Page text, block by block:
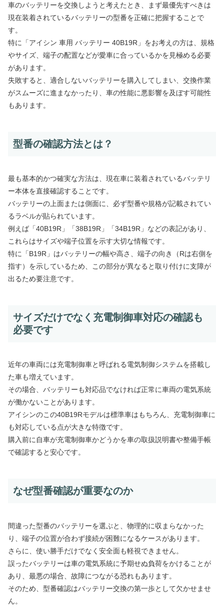
車のバッテリーを交換しようと考えたとき、まず最優先すべきは
現在装着されているバッテリーの型番を正確に把握することで
す。
特に「アイシン 車用 バッテリー 40B19R」をお考えの方は、規格
やサイズ、端子の配置などが愛車に合っているかを見極める必要
があります。
失敗すると、適合しないバッテリーを購入してしまい、交換作業
がスムーズに進まなかったり、車の性能に悪影響を及ぼす可能性
もあります。
型番の確認方法とは？
最も基本的かつ確実な方法は、現在車に装着されているバッテリ
ー本体を直接確認することです。
バッテリーの上面または側面に、必ず型番や規格が記載されてい
るラベルが貼られています。
例えば「40B19R」「38B19R」「34B19R」などの表記があり、
これらはサイズや端子位置を示す大切な情報です。
特に「B19R」はバッテリーの幅や高さ、端子の向き（Rは右側を
指す）を示しているため、この部分が異なると取り付けに支障が
出るため要注意です。
サイズだけでなく充電制御車対応の確認も
必要です
近年の車両には充電制御車と呼ばれる電気制御システムを搭載し
た車も増えています。
その場合、バッテリーも対応品でなければ正常に車両の電気系統
が働かないことがあります。
アイシンのこの40B19Rモデルは標準車はもちろん、充電制御車に
も対応している点が大きな特徴です。
購入前に自車が充電制御車かどうかを車の取扱説明書や整備手帳
で確認すると安心です。
なぜ型番確認が重要なのか
間違った型番のバッテリーを選ぶと、物理的に収まらなかった
り、端子の位置が合わず接続が困難になるケースがあります。
さらに、使い勝手だけでなく安全面も軽視できません。
誤ったバッテリーは車の電気系統に予期せぬ負荷をかけることが
あり、最悪の場合、故障につながる恐れもあります。
そのため、型番確認はバッテリー交換の第一歩として欠かせませ
ん。